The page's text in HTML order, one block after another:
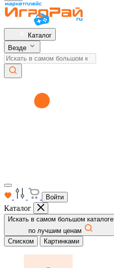
Каталог
Везде
Войти
Каталог
Искать в самом большом каталоге
по лучшим ценам
Списком
Картинками